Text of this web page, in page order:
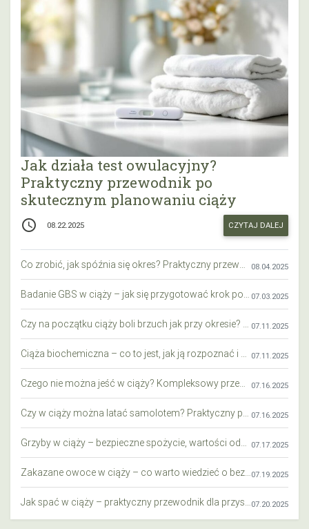
Jak działa test owulacyjny?
Praktyczny przewodnik po
skutecznym planowaniu ciąży
access_time 08.22.2025 CZYTAJ DALEJ
08.04.2025
07.03.2025
07.11.2025
07.11.2025
07.16.2025
07.16.2025
07.17.2025
07.19.2025
07.20.2025